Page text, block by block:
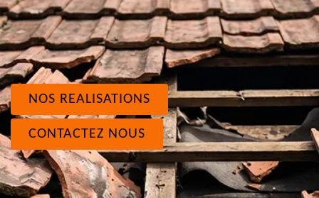
NOS REALISATIONS
CONTACTEZ NOUS